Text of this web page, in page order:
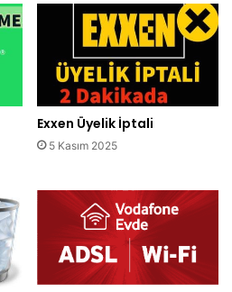
Exxen Üyelik İptali
5 Kasım 2025